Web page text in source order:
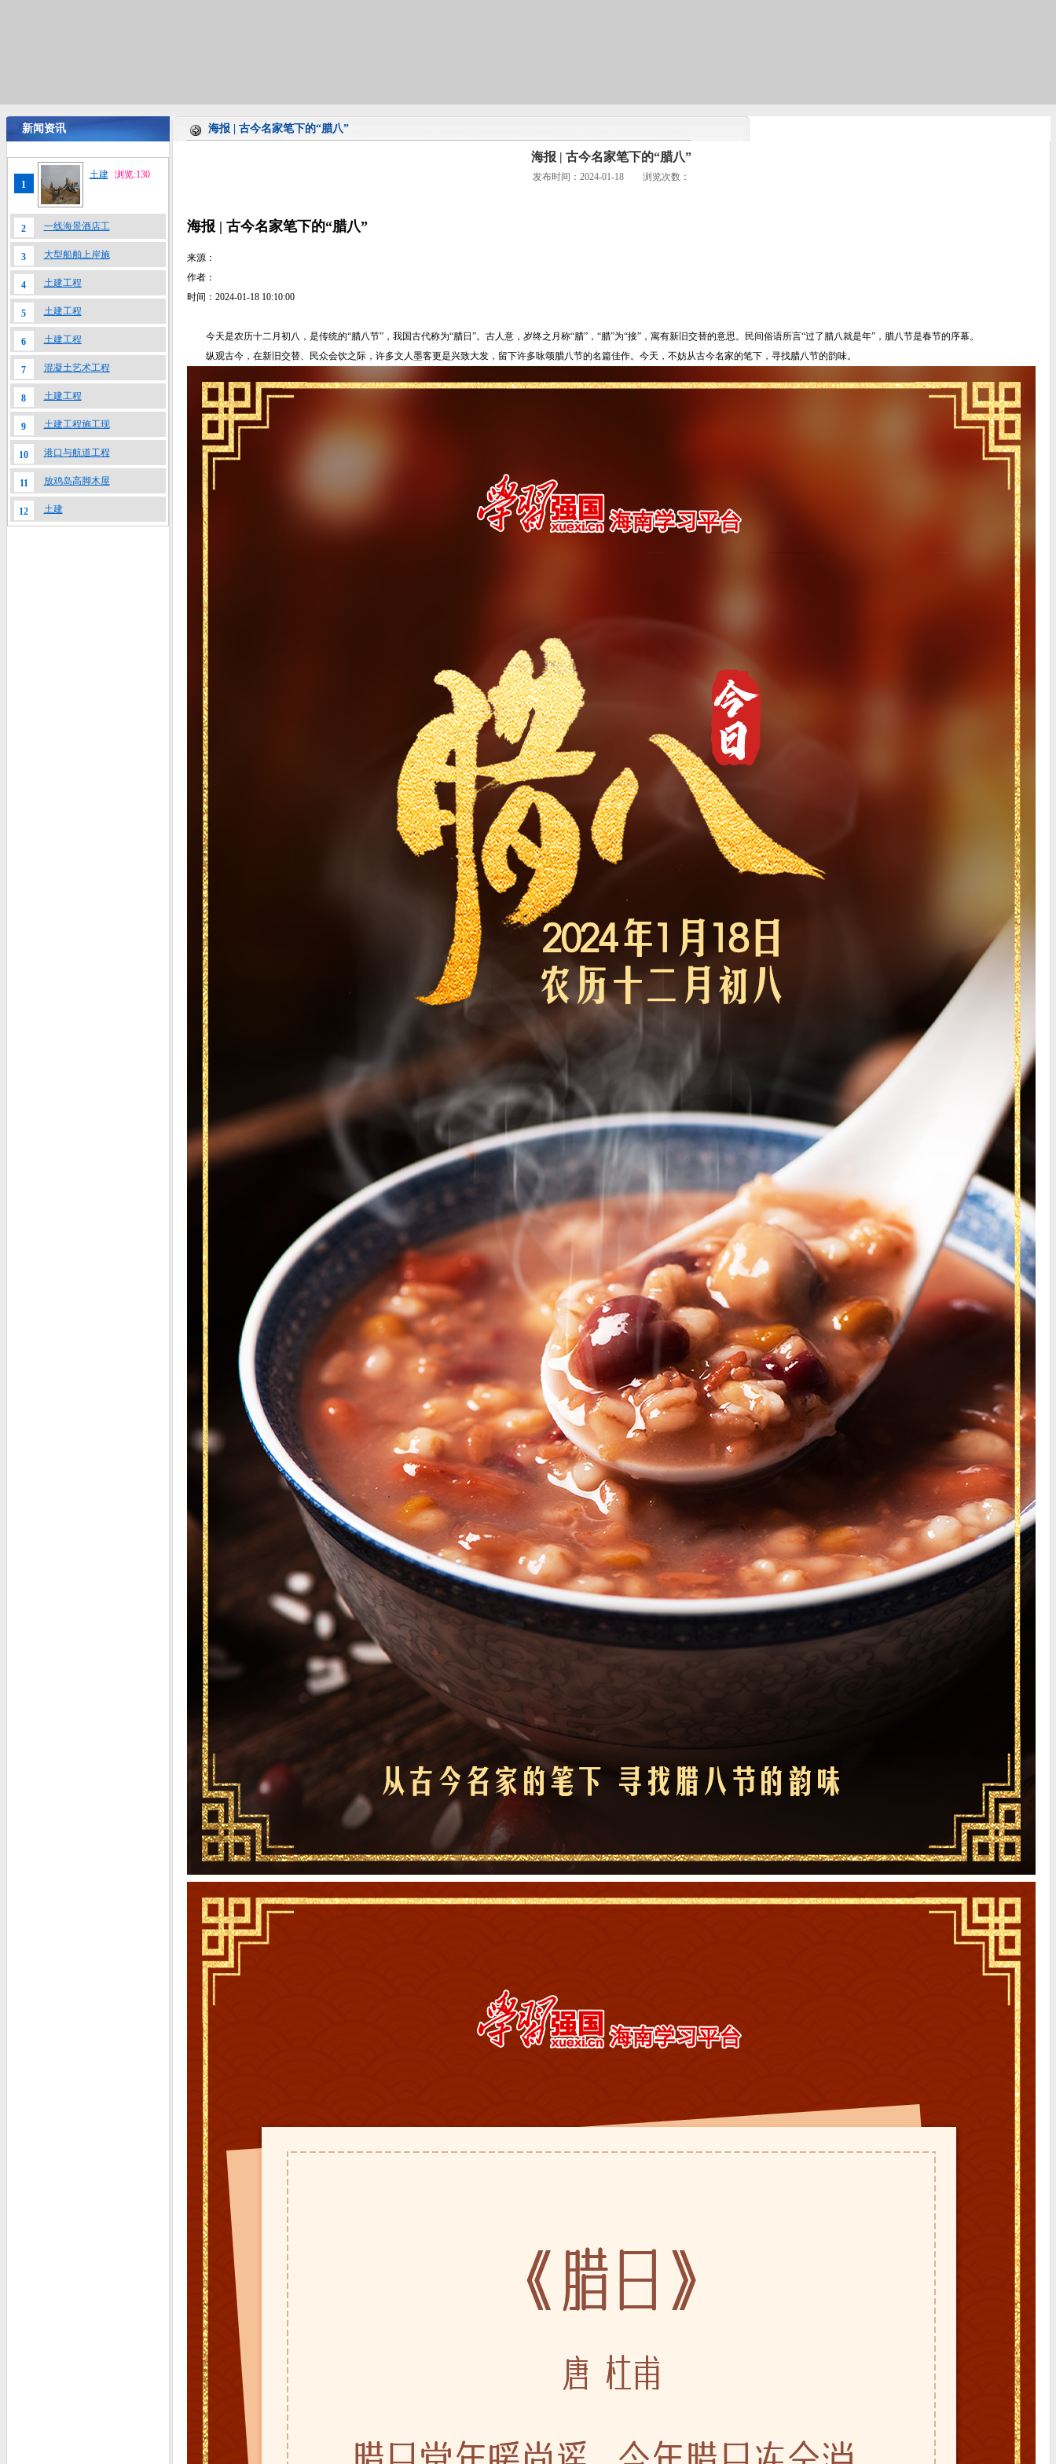
新闻资讯 海报 | 古今名家笔下的“腊八”
1
土建 浏览:130
2 一线海景酒店工
3 大型船舶上岸施
4 土建工程
5 土建工程
6 土建工程
7 混凝土艺术工程
8 土建工程
9 土建工程施工现
10 港口与航道工程
11 放鸡岛高脚木屋
12 土建
海报 | 古今名家笔下的“腊八”
发布时间：2024-01-18 浏览次数：
海报 | 古今名家笔下的“腊八”
来源：
作者：
时间：2024-01-18 10:10:00
今天是农历十二月初八，是传统的“腊八节”，我国古代称为“腊日”。古人意，岁终之月称“腊”，“腊”为“接”，寓有新旧交替的意思。民间俗语所言“过了腊八就是年”，腊八节是春节的序幕。
纵观古今，在新旧交替、民众会饮之际，许多文人墨客更是兴致大发，留下许多咏颂腊八节的名篇佳作。今天，不妨从古今名家的笔下，寻找腊八节的韵味。